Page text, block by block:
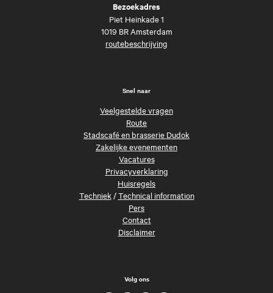
Bezoekadres
Piet Heinkade 1
1019 BR Amsterdam
routebeschrijving
Snel naar
Veelgestelde vragen
Route
Stadscafé en brasserie Dudok
Zakelijke evenementen
Vacatures
Privacyverklaring
Huisregels
Techniek/Technical information
Pers
Contact
Disclaimer
Volg ons